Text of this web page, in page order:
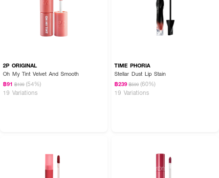
2P ORIGINAL
Oh My Tint Velvet And Smooth
฿91 ฿199 (54%)
19 Variations
TIME PHORIA
Stellar Dust Lip Stain
฿239 ฿599 (60%)
19 Variations